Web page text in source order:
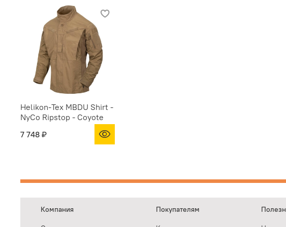
Helikon-Tex MBDU Shirt -
NyCo Ripstop - Coyote
7 748 ₽
Компания Покупателям